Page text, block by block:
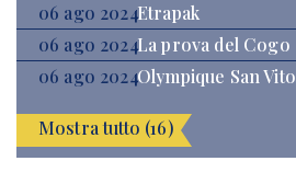
06 ago 2024Etrapak
06 ago 2024La prova del Cogo
06 ago 2024Olympique San Vito
Mostra tutto (16)